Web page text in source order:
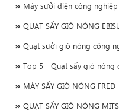
Máy sưởi điện công nghiệp
QUẠT SẤY GIÓ NÓNG
Quạt sưởi gió nóng công
Top 5+ Quạt sấy gió nóng
MÁY SẤY GIÓ NÓNG FRED
QUẠT SẤY GIÓ NÓNG